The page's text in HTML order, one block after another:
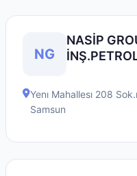
NG
NASİP
Yenı Mahallesı 208
Samsun